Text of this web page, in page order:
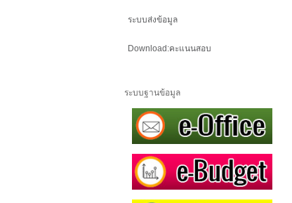
ระบบส่งข้อมูล
Download:คะแนนสอบ
ระบบฐานข้อมูล